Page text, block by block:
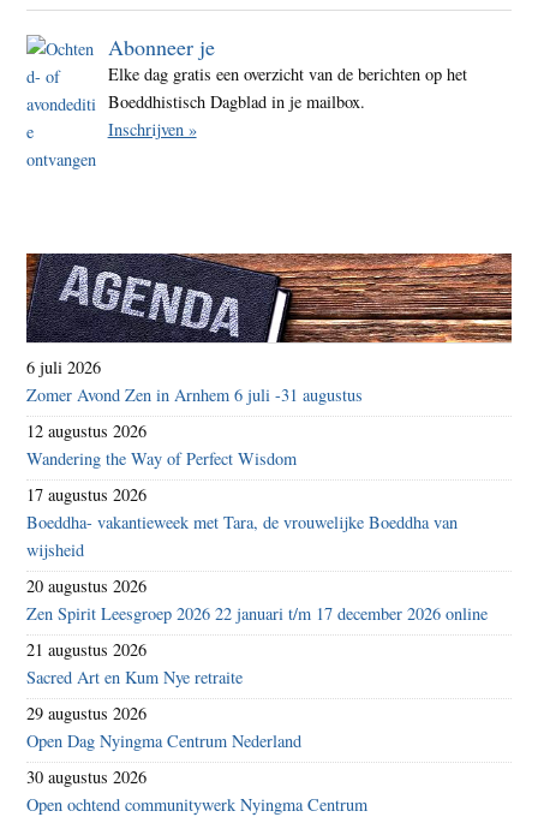
Abonneer je
Elke dag gratis een overzicht van de berichten op het
Boeddhistisch Dagblad in je mailbox.
Inschrijven »
6 juli 2026
Zomer Avond Zen in Arnhem 6 juli -31 augustus
12 augustus 2026
Wandering the Way of Perfect Wisdom
17 augustus 2026
Boeddha- vakantieweek met Tara, de vrouwelijke Boeddha van
wijsheid
20 augustus 2026
Zen Spirit Leesgroep 2026 22 januari t/m 17 december 2026 online
21 augustus 2026
Sacred Art en Kum Nye retraite
29 augustus 2026
Open Dag Nyingma Centrum Nederland
30 augustus 2026
Open ochtend communitywerk Nyingma Centrum